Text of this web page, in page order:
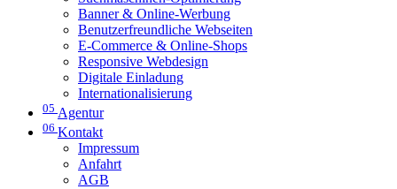
Banner & Online-Werbung
Benutzerfreundliche Webseiten
E-Commerce & Online-Shops
Responsive Webdesign
Digitale Einladung
Internationalisierung
05 Agentur
06 Kontakt
Impressum
Anfahrt
AGB